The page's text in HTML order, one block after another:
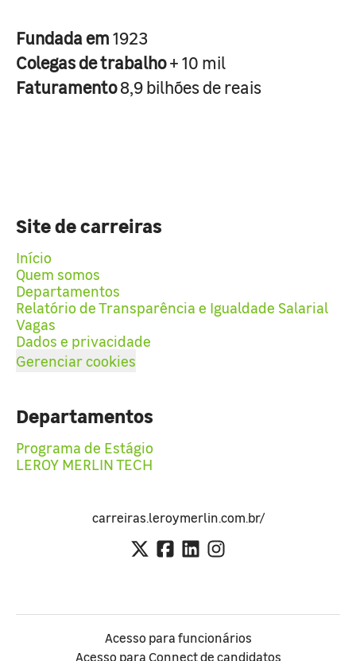
Fundada em1923
Colegas de trabalho+ 10 mil
Faturamento8,9 bilhões de reais
Site de carreiras
Início
Quem somos
Departamentos
Relatório de Transparência e Igualdade Salarial
Vagas
Dados e privacidade
Gerenciar cookies
Departamentos
Programa de Estágio
LEROY MERLIN TECH
carreiras.leroymerlin.com.br/
Acesso para funcionários
Acesso para Connect de candidatos